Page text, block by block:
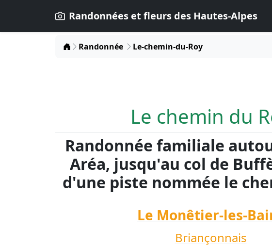
Randonnées et fleurs des Hautes-Alpes
Home
Randonnée Le-chemin-du-Roy
Le chemin du
Randonnée familiale
Aréa, jusqu'au col de
d'une piste nommée le
Le Monêtier-les-
Briançonnais